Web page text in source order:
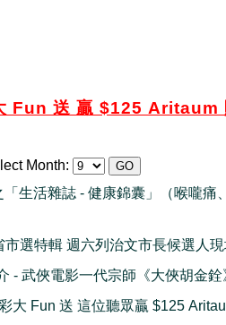
Fun 送 贏 $125 Aritaum
Month:
生活雜誌 - 健康錦囊」（喉嚨痛
選特輯 週六列治文市長候選人
- 武俠電影一代宗師《大俠胡金銓
大 Fun 送 這位聽眾贏 $125